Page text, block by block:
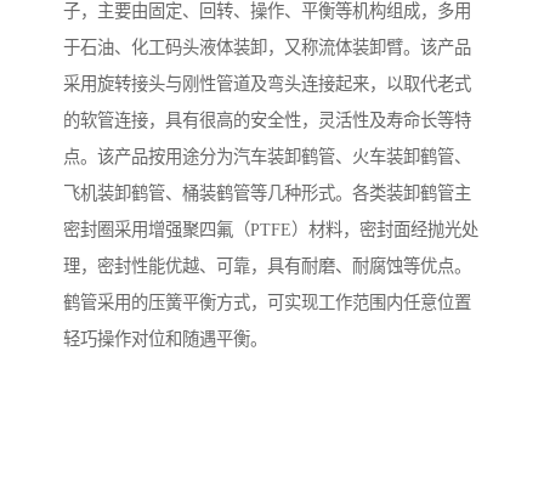
子，主要由固定、回转、操作、平衡等机构组成，多用
于石油、化工码头液体装卸，又称流体装卸臂。该产品
采用旋转接头与刚性管道及弯头连接起来，以取代老式
的软管连接，具有很高的安全性，灵活性及寿命长等特
点。该产品按用途分为汽车装卸鹤管、火车装卸鹤管、
飞机装卸鹤管、桶装鹤管等几种形式。各类装卸鹤管主
密封圈采用增强聚四氟（PTFE）材料，密封面经抛光处
理，密封性能优越、可靠，具有耐磨、耐腐蚀等优点。
鹤管采用的压簧平衡方式，可实现工作范围内任意位置
轻巧操作对位和随遇平衡。